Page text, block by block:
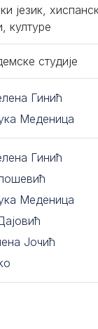
језик,
културе
студије
Гинић
Меденица
Гинић
Меденица
Јочић